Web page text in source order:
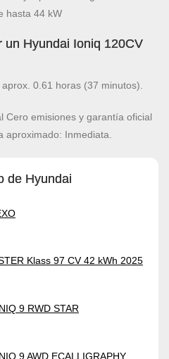
hasta 44 kW
un Hyundai Ioniq 120CV
0.61 horas (37 minutos).
Cero emisiones y garantía oficial
aproximado: Inmediata.
de Hyundai
Klass 97 CV 42 kWh 2025
9 RWD STAR
9 AWD ECALLIGRAPHY